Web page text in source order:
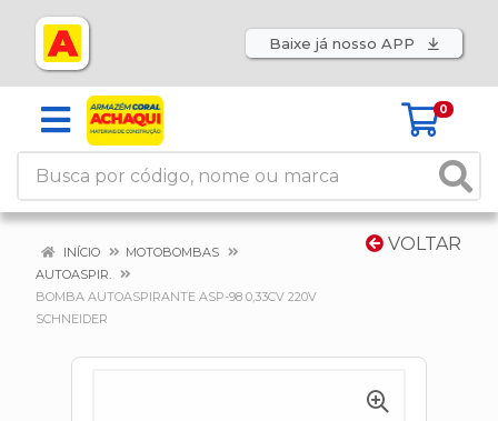
Baixe já nosso APP
0
VOLTAR
INÍCIO
MOTOBOMBAS
AUTOASPIR.
BOMBA AUTOASPIRANTE ASP-98 0,33CV 220V
SCHNEIDER